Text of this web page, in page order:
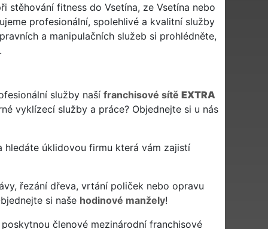
stěhování fitness do Vsetína, ze Vsetína nebo
profesionální, spolehlivé a kvalitní služby
a manipulačních služeb si prohlédněte,
služby naší franchisové sítě EXTRA
vyklízecí služby a práce? Objednejte si u nás
úklidovou firmu která vám zajistí
řezání dřeva, vrtání poliček nebo opravu
si naše hodinové manžely!
členové mezinárodní franchisové